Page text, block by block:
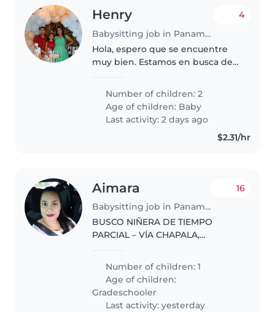
Henry
Babysitting job in Panama City
4
Hola, espero que se encuentre
muy bien. Estamos en busca de
de nuestros dos hijos. Somos una
familia respetuosa, amable..
Number of children: 2
Age of children: Baby
Last activity: 2 days ago
$2.31/hr
Aimara
Babysitting job in Panama City
16
BUSCO NIÑERA DE TIEMPO
PARCIAL – VÍA CHAPALA,
viernes de 2:30 p.m. a 5:00 p.m.
(Fijo). Ubicación: Vía Chapala,
Arraiján (Preferible si reside
cerca o en..
Number of children: 1
Age of children:
Gradeschooler
Last activity: yesterday